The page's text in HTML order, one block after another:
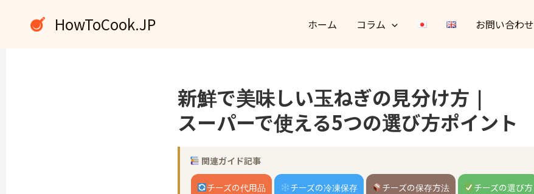
HowToCook.JP ホーム コラム お問い合わせ
新鮮で美味しい玉ねぎの見分け方｜
スーパーで使える5つの選び方ポイント
関連ガイド記事
チーズの代用品 チーズの冷凍保存 チーズの保存方法 チーズの選び方